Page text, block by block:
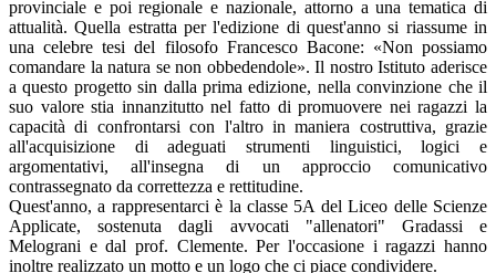
provinciale e poi regionale e nazionale, attorno a una tematica di
attualità. Quella estratta per l'edizione di quest'anno si riassume in
una celebre tesi del filosofo Francesco Bacone: «Non possiamo
comandare la natura se non obbedendole». Il nostro Istituto aderisce
a questo progetto sin dalla prima edizione, nella convinzione che il
suo valore stia innanzitutto nel fatto di promuovere nei ragazzi la
capacità di confrontarsi con l'altro in maniera costruttiva, grazie
all'acquisizione di adeguati strumenti linguistici, logici e
argomentativi, all'insegna di un approccio comunicativo
contrassegnato da correttezza e rettitudine.
Quest'anno, a rappresentarci è la classe 5A del Liceo delle Scienze
Applicate, sostenuta dagli avvocati "allenatori" Gradassi e
Melograni e dal prof. Clemente. Per l'occasione i ragazzi hanno
inoltre realizzato un motto e un logo che ci piace condividere.